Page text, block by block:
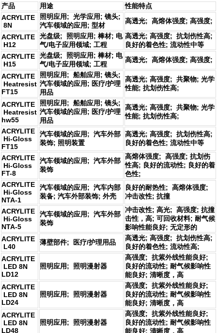
产品 用途
性能特点
ACRYLITE
8N
照明应用; 光学应用; 镜头;
汽车领域的应用; 型材
高透光; 高熔体强度; 高强度;
ACRYLITE
H12
光盘级; 照明应用; 棒材; 电
气/电子应用领域; 工程
高透光; 高强度; 抗划伤性高;
良好的着色性; 流动性中等
ACRYLITE
H15
光盘级; 照明应用; 棒材; 电
气/电子应用领域; 工程
高透光; 高熔体强度; 高强度;
ACRYLITE
Heatresist
FT15
照明应用; 船舶应用; 镜头;
汽车领域的应用; 医疗/护理
用品
高透光; 高强度; 共聚物; 光学
性能; 抗划伤性高;
ACRYLITE
Heatresist
hw55
照明应用; 船舶应用; 镜头;
汽车领域的应用; 医疗/护理
用品
高透光; 高强度; 共聚物; 光学
性能; 抗划伤性高;
ACRYLITE
Hi-Gloss
FT15
汽车领域的应用; 汽车外部
装饰; 照明装置
高透光; 高强度; 抗划伤性高;
良好的着色性; 流动性中等
ACRYLITE
Hi-Gloss
FT-8
汽车领域的应用; 汽车外部
装饰
高熔体强度; 高强度; 抗划伤
性高; 良好的流动性; 良好的着
色性;
ACRYLITE
Hi-Gloss
NTA-1
汽车领域的应用; 汽车内部
装备; 汽车外部装饰; 外壳
良好的耐热性; 高熔体强度;
冲击改性; 抗撞
ACRYLITE
Hi-Gloss
NTA-5
汽车领域的应用; 汽车外部
装饰
冲击改性; 高光; 高强度; 抗撞
击性，高; 可回收材料; 耐气候
影响性能良好; 无定形的
ACRYLITE
L40
薄壁部件; 医疗/护理用品
高透光; 高强度; 抗划伤性高;
良好的着色性; 流动性高;
ACRYLITE
LED 8N
LD12
照明应用; 照明漫射器
高强度; 抗紫外线性能良好;
良好的流动性; 耐气候影响性
能良好; 清晰度，高
ACRYLITE
LED 8N
LD24
照明应用; 照明漫射器
高强度; 抗紫外线性能良好;
良好的流动性; 耐气候影响性
能良好; 清晰度，高
ACRYLITE
LED 8N
LD48
照明应用; 照明漫射器
高强度; 抗紫外线性能良好;
良好的流动性; 耐气候影响性
能良好; 清晰度，高